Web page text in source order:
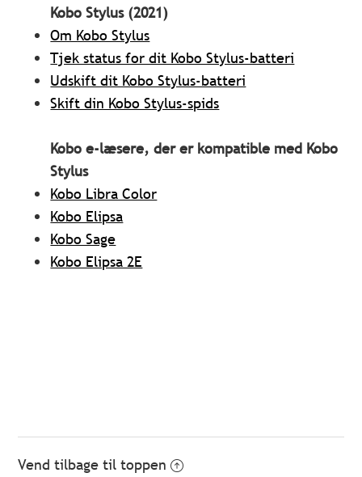
Kobo Stylus (2021)
Om Kobo Stylus
Tjek status for dit Kobo Stylus-batteri
Udskift dit Kobo Stylus-batteri
Skift din Kobo Stylus-spids
Kobo e-læsere, der er kompatible med Kobo
Stylus
Kobo Libra Color
Kobo Elipsa
Kobo Sage
Kobo Elipsa 2E
Vend tilbage til toppen